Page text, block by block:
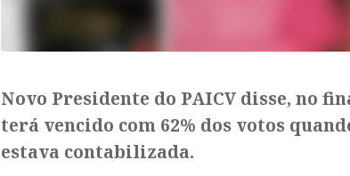
Novo Presidente do PAICV disse, no
terá vencido com 62% dos votos
estava contabilizada.